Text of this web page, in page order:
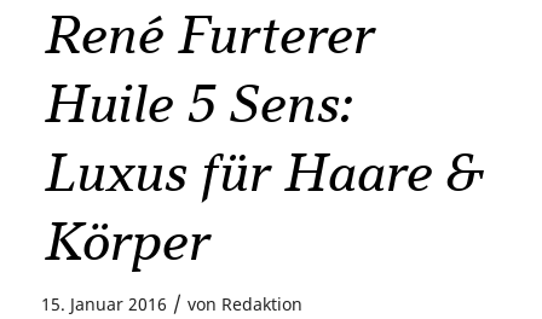
René Furterer
Huile 5 Sens:
Luxus für Haare &
Körper
15. Januar 2016 / von Redaktion